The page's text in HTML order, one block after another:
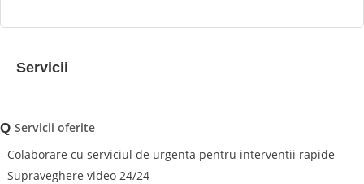
Servicii
Q Servicii oferite
- Colaborare cu serviciul de urgenta pentru interventii rapide
- Supraveghere video 24/24